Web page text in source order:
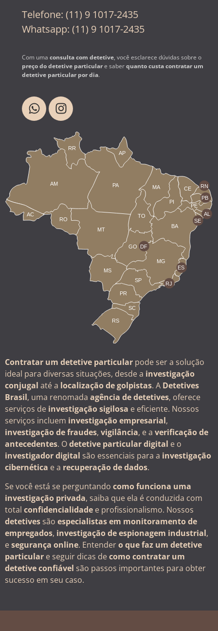
Telefone: (11) 9 1017-2435
Whatsapp: (11) 9 1017-2435
Com uma consulta com detetive, você esclarece dúvidas sobre o
preço do detetive particulare saberquanto custa contratar um
detetive particular por dia.
TO
BA
SE
PE
AL
RN
CE
PI
MA
AP
PA
RR
AM
AC
RO
MT
MS
GO
PR
SC
RS
SP
MG
RJ
ES
DF
PB
Contratar um detetive particular pode ser a solução
ideal para diversas situações, desde a investigação
conjugal até a localização de golpistas. A Detetives
Brasil, uma renomada agência de detetives, oferece
serviços de investigação sigilosa e eficiente. Nossos
serviços incluem investigação empresarial,
investigação de fraudes, vigilância, e a verificação de
antecedentes. Odetetive particular digital e o
investigador digital são essenciais para a investigação
cibernética e a recuperação de dados.
Se você está se perguntando como funciona uma
investigação privada, saiba que ela é conduzida com
total confidencialidade e profissionalismo. Nossos
detetives são especialistas em monitoramento de
empregados, investigação de espionagem industrial,
esegurança online. Entendero que faz um detetive
particular e seguir dicas decomo contratar um
detetive confiável são passos importantes para obter
sucesso em seu caso.